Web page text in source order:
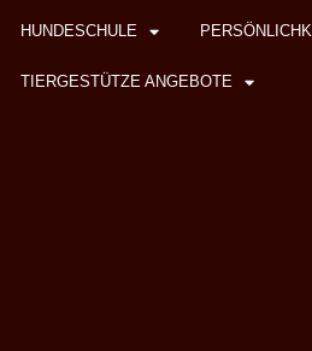
HUNDESCHULE
TIERGESTÜTZE ANGEBOTE